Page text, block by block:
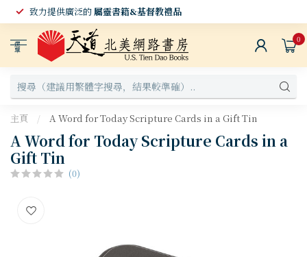
致力提供廣泛的屬靈書籍&基督教禮品
選
單
0
主頁 / A Word for Today Scripture Cards in a Gift Tin
A Word for Today Scripture Cards in a
Gift Tin
(0)